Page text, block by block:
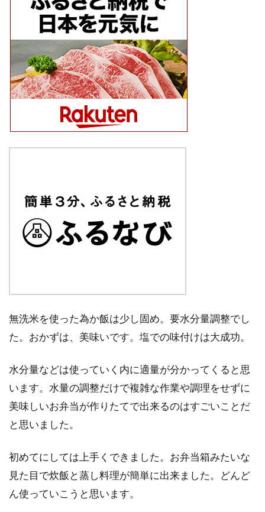
無洗米を使った為か飯は少し固め。要水分量調整でし
た。おかずは、美味いです。塩での味付けは大成功。
水分量などは使っていく内に適量が分かってくると思
います。水量の調整だけで複雑な作業や調理をせずに
美味しいお弁当が作りたてで出来るのはすごいことだ
と思いました。
初めてにしては上手くできました。お弁当箱みたいな
見た目で炊飯と蒸し料理が簡単に出来ました。どんど
ん使っていこうと思います。